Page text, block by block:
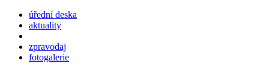
úřední deska
aktuality
zpravodaj
fotogalerie